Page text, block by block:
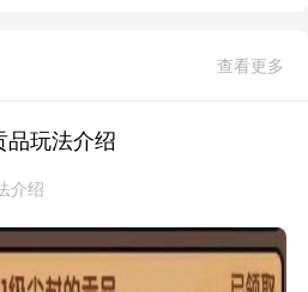
能收集各具特色的泡泡精灵伙
伴，解锁独特辅助技能与可爱
地，轻松体验合成、塔防与养
成的三重乐趣。
查看更多
品玩法介绍
介绍